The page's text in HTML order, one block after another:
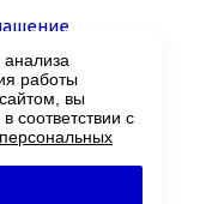
px
работы
вы
соответствии с